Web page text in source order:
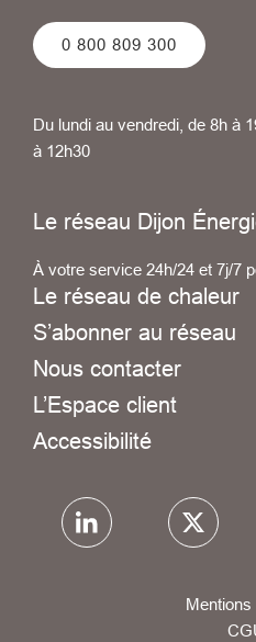
0 800 809 300
Du lundi au vendredi, de 8h à
à 12h30
Le réseau Dijon
À votre service 24h/24 et 7j/7
Le réseau de chaleur
S’abonner au réseau
Nous contacter
L’Espace client
Accessibilité
Mentions